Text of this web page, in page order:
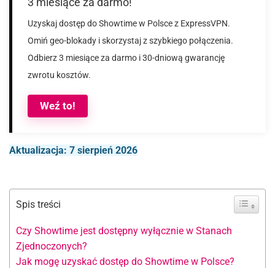
Weź to!
Uzyskaj dostęp do Showtime w Polsce z ExpressVPN.
Omiń geo-blokady i skorzystaj z szybkiego połączenia.
Odbierz 3 miesiące za darmo i 30-dniową gwarancję
zwrotu kosztów.
Aktualizacja: 7 sierpień 2026
Spis treści
Czy Showtime jest dostępny wyłącznie w Stanach
Zjednoczonych?
Jak mogę uzyskać dostęp do Showtime w Polsce?